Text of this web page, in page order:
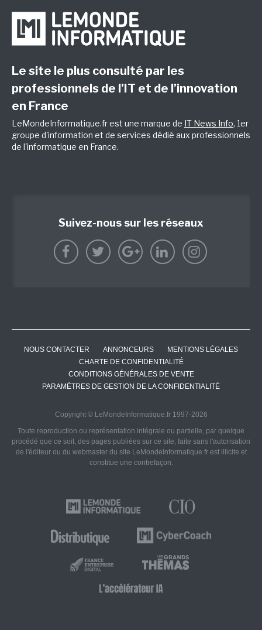
Le site le plus consulté par les
professionnels de l’IT et de l’innovation
en France
LeMondeInformatique.fr est une marque de IT News Info, 1er
groupe d'information et de services dédié aux professionnels
de l'informatique en France.
Suivez-nous sur les réseaux
NOUS CONTACTER ANNONCEURS
MENTIONS LÉGALES
CHARTE DE CONFIDENTIALITÉ
CONDITIONS GÉNÉRALES DE VENTE
PARAMÈTRES DE GESTION DE LA CONFIDENTIALITÉ
Copyright © LeMondeInformatique.fr 1997-2026
Toute reproduction ou représentation intégrale ou partielle, par quelque
procédé que ce soit, des pages publiées sur ce site, faite sans l'autorisation
de l'éditeur ou du webmaster du site LeMondeInformatique.fr est illicite et
constitue une contrefaçon.